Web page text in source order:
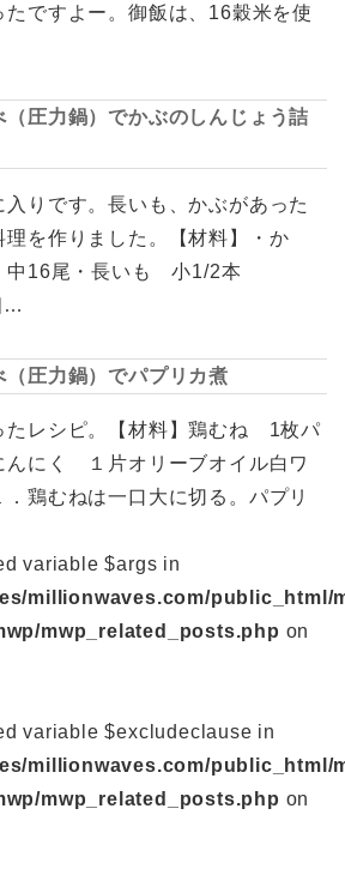
たですよー。御飯は、16穀米を使
（圧力鍋）でかぶのしんじょう詰
りです。長いも、かぶがあった
を作りました。【材料】・か
16尾・長いも 小1/2本
…
（圧力鍋）でパプリカ煮
たレシピ。【材料】鶏むね 1枚パ
にく １片オリーブオイル白ワ
鶏むねは一口大に切る。パプリ
variable $args in
millionwaves.com/public_html/
mwp_related_posts.php on
variable $excludeclause in
millionwaves.com/public_html/
mwp_related_posts.php on